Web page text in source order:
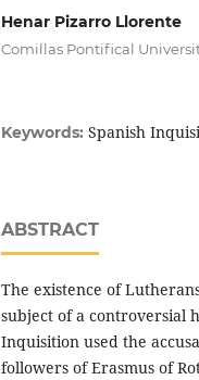
Henar Pizarro Llorente
Comillas Pontifical
Keywords: Spanish
ABSTRACT
The existence of
subject of a controversial
Inquisition used the
followers of Erasmus of